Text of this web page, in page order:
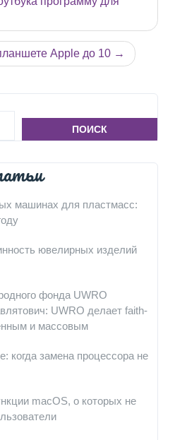
Apple до 10
ПОИСК
машинах для пластмасс:
ювелирных изделий
фонда UWRO
UWRO делает faith-
и массовым
когда замена процессора не
macOS, о которых не